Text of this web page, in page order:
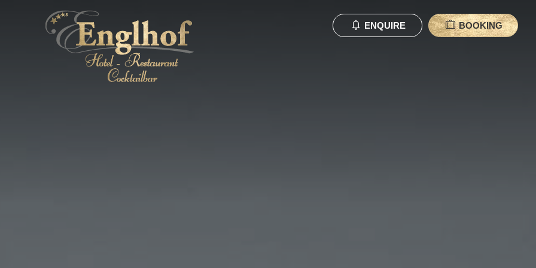
ENQUIRE BOOKING